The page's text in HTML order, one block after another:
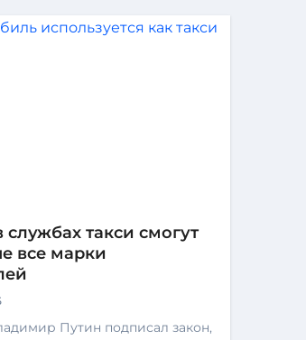
службах такси смогут
все марки